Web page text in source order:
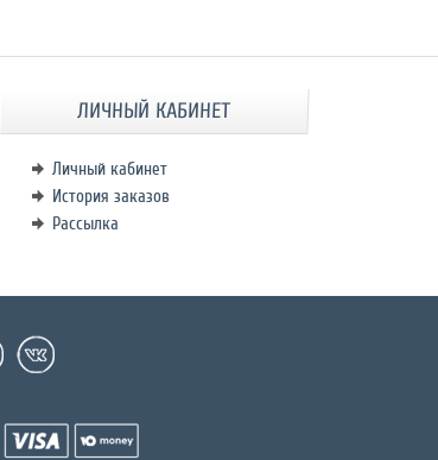
ЛИЧНЫЙ КАБИНЕТ
Личный кабинет
История заказов
Рассылка